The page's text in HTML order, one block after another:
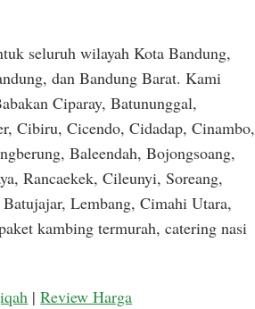
seluruh wilayah Kota Bandung,
dan Bandung Barat. Kami
Ciparay, Batununggal,
Cibiru, Cicendo, Cidadap, Cinambo,
Baleendah, Bojongsoang,
Rancaekek, Cileunyi, Soreang,
Lembang, Cimahi Utara,
kambing termurah, catering nasi
|Review Harga